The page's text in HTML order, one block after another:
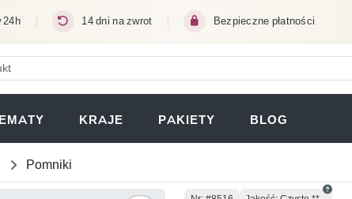
24h 14 dni na zwrot Bezpieczne płatności
SIĘ W NOWEJ KARCIE)
KRAJE PAKIETY BLOG
Pomniki